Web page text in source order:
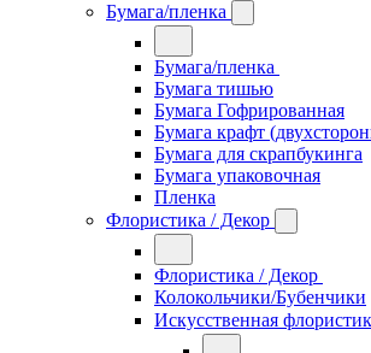
Бумага/пленка
Бумага/пленка
Бумага тишью
Бумага Гофрированная
Бумага крафт
Бумага для скрапбукинга
Бумага упаковочная
Пленка
Флористика / Декор
Флористика / Декор
Колокольчики/Бубенчики
Искусственная